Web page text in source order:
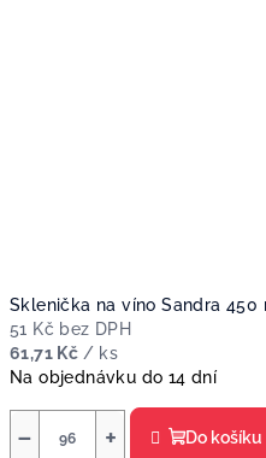
Sklenička na víno Sandra 450
51 Kč bez DPH
61,71 Kč / ks
Na objednávku do 14 dní
+
− Do košíku